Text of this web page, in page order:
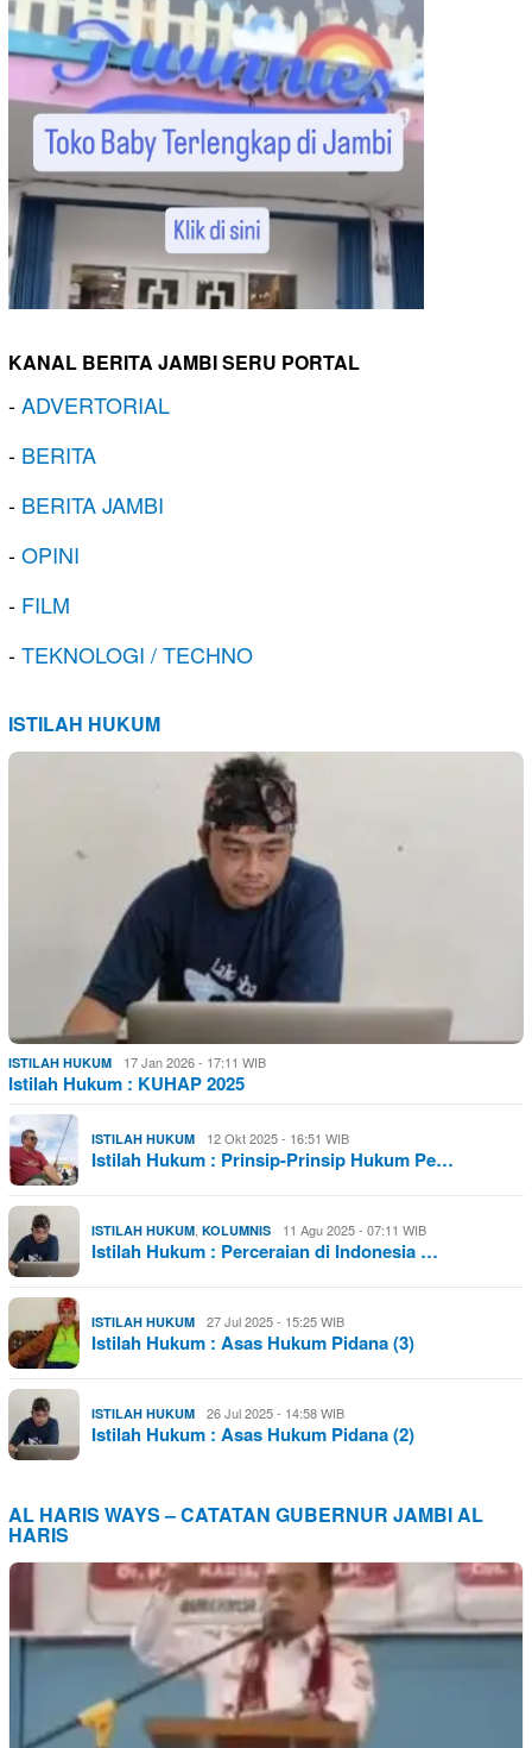
KANAL BERITA JAMBI SERU PORTAL
-ADVERTORIAL
- BERITA
- BERITA JAMBI
-OPINI
- FILM
-TEKNOLOGI / TECHNO
ISTILAH HUKUM
ISTILAH HUKUM 17 Jan 2026 - 17:11 WIB
Istilah Hukum : KUHAP 2025
ISTILAH HUKUM 12 Okt 2025 - 16:51 WIB
Istilah Hukum : Prinsip-Prinsip Hukum Pe…
ISTILAH HUKUM KOLUMNIS 11 Agu 2025 - 07:11 WIB
Istilah Hukum : Perceraian di Indonesia …
ISTILAH HUKUM 27 Jul 2025 - 15:25 WIB
Istilah Hukum : Asas Hukum Pidana (3)
ISTILAH HUKUM 26 Jul 2025 - 14:58 WIB
Istilah Hukum : Asas Hukum Pidana (2)
AL HARIS WAYS – CATATAN GUBERNUR JAMBI AL
HARIS